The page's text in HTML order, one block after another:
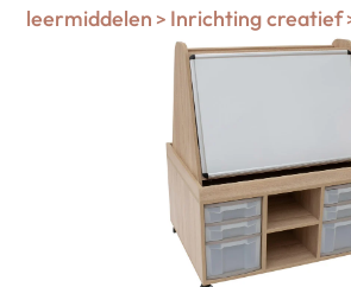
leermiddelen > Inrichting creatief